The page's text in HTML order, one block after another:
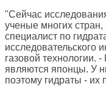
"Сейчас
ученые многих
специалист по
исследовательского
газовой
являются японцы. У
поэтому гидраты - их